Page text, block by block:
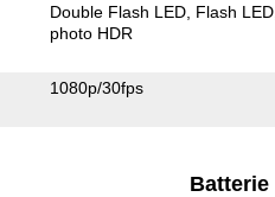
Double Flash LED Flash LED
photo HDR
1080p/30fps
Batterie